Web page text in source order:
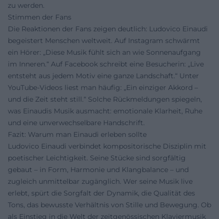
zu werden.
Stimmen der Fans
Die Reaktionen der Fans zeigen deutlich: Ludovico Einaudi
begeistert Menschen weltweit. Auf Instagram schwärmt
ein Hörer: „Diese Musik fühlt sich an wie Sonnenaufgang
im Inneren.“ Auf Facebook schreibt eine Besucherin: „Live
entsteht aus jedem Motiv eine ganze Landschaft.“ Unter
YouTube‑Videos liest man häufig: „Ein einziger Akkord –
und die Zeit steht still.“ Solche Rückmeldungen spiegeln,
was Einaudis Musik ausmacht: emotionale Klarheit, Ruhe
und eine unverwechselbare Handschrift.
Fazit: Warum man Einaudi erleben sollte
Ludovico Einaudi verbindet kompositorische Disziplin mit
poetischer Leichtigkeit. Seine Stücke sind sorgfältig
gebaut – in Form, Harmonie und Klangbalance – und
zugleich unmittelbar zugänglich. Wer seine Musik live
erlebt, spürt die Sorgfalt der Dynamik, die Qualität des
Tons, das bewusste Verhältnis von Stille und Bewegung. Ob
als Einstieg in die Welt der zeitgenössischen Klaviermusik